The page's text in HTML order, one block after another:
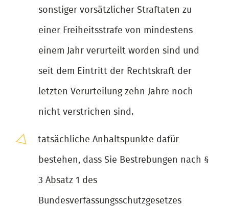
sonstiger vorsätzlicher Straftaten zu
einer Freiheitsstrafe von mindestens
einem Jahr verurteilt worden sind und
seit dem Eintritt der Rechtskraft der
letzten Verurteilung zehn Jahre noch
nicht verstrichen sind.
tatsächliche Anhaltspunkte dafür
bestehen, dass Sie Bestrebungen nach §
3 Absatz 1 des
Bundesverfassungsschutzgesetzes